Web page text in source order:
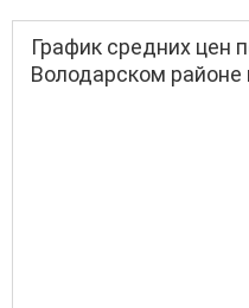
График средних цен
Володарском районе